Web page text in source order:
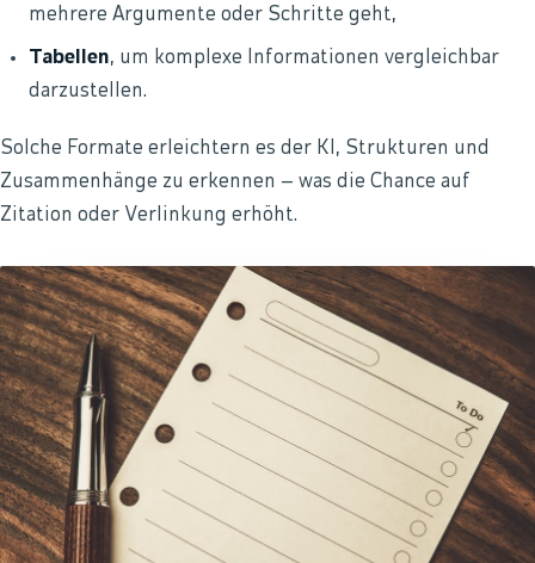
mehrere Argumente oder Schritte geht,
Tabellen, um komplexe Informationen vergleichbar
darzustellen.
Solche Formate erleichtern es der KI, Strukturen und
Zusammenhänge zu erkennen – was die Chance auf
Zitation oder Verlinkung erhöht.